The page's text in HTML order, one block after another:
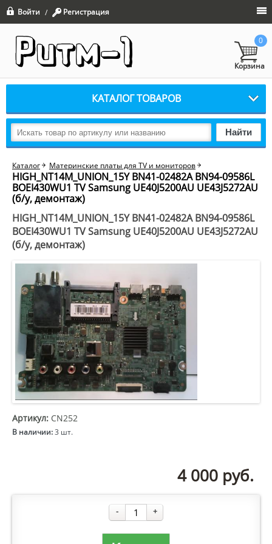
Войти / Регистрация
0
Корзина
КАТАЛОГ ТОВАРОВ
Найти
Каталог Материнские платы для TV и мониторов
HIGH_NT14M_UNION_15Y BN41-02482A BN94-09586L
BOEI430WU1 TV Samsung UE40J5200AU UE43J5272AU
(б/у, демонтаж)
HIGH_NT14M_UNION_15Y BN41-02482A BN94-09586L
BOEI430WU1 TV Samsung UE40J5200AU UE43J5272AU
(б/у, демонтаж)
Артикул: CN252
В наличии:3 шт.
+
-
4 000 руб.